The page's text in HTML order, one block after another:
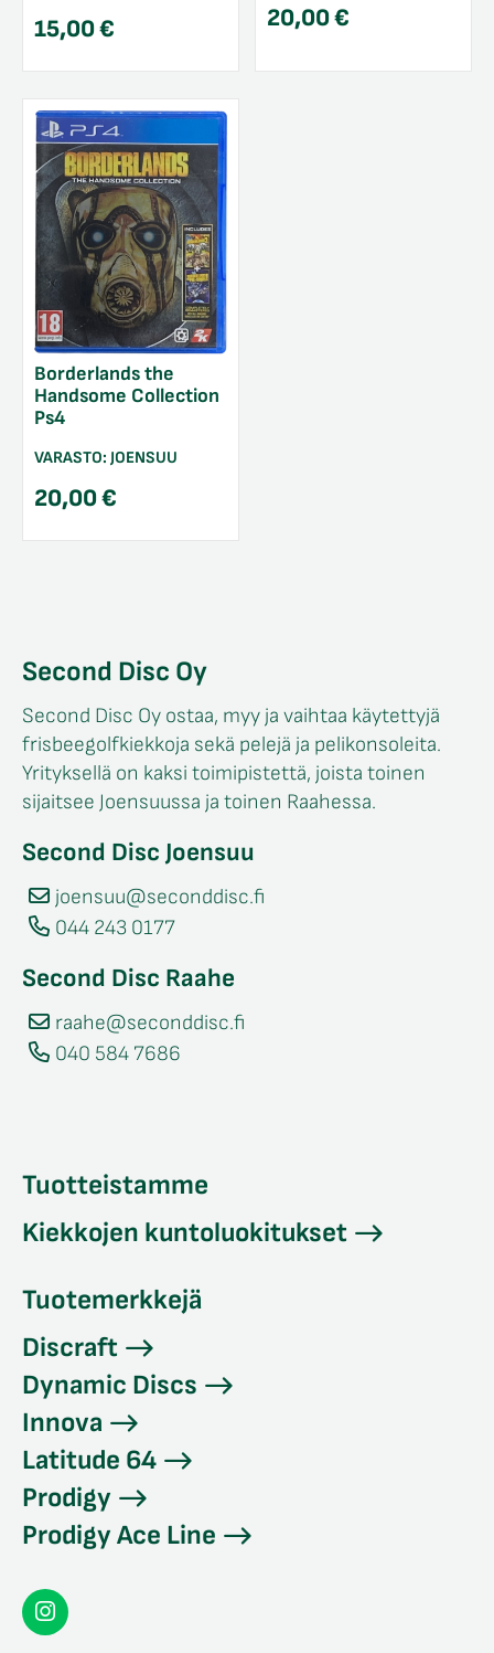
15,00€ 20,00€
Borderlands the
Handsome Collection
Ps4
VARASTO: JOENSUU
20,00€
Second Disc Oy
Second Disc Oy ostaa, myy ja vaihtaa käytettyjä
frisbeegolfkiekkoja sekä pelejä ja pelikonsoleita.
Yrityksellä on kaksi toimipistettä, joista toinen
sijaitsee Joensuussa ja toinen Raahessa.
Second Disc Joensuu
joensuu@seconddisc.fi
044 243 0177
Second Disc Raahe
raahe@seconddisc.fi
040 584 7686
Tuotteistamme
Kiekkojen kuntoluokitukset
Tuotemerkkejä
Discraft
Dynamic Discs
Innova
Latitude 64
Prodigy
Prodigy Ace Line
Seconddisc